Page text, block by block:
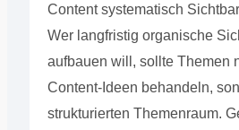
Content systematisch
Wer langfristig organische
aufbauen will, sollte Themen
Content-Ideen behandeln,
strukturierten Themenraum.